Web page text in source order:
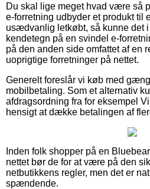
Du skal lige meget hvad være så
e-forretning udbyder et produkt til
usædvanlig letkøbt, så kunne
kendetegn på en svindel e-
på den anden side omfattet af en
uoprigtige forretninger på nettet.
Generelt foreslår vi køb med
mobilbetaling. Som et alternativ
afdragsordning fra for eksempel
hensigt at dække betalingen af
Inden folk shopper på en
nettet bør de for at være på den
netbutikkens regler, men det er
spændende.